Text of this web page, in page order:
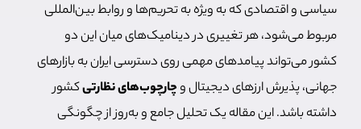
سیاسی و اقتصادی که به ویژه به تحریم‌ها و روابط بین‌المللی
مربوط می‌شود، هر تغییری در دینامیک‌های میان این دو
کشور می‌تواند پیامدهای مهمی روی دسترسی ایران به بازارهای
جهانی، پذیرش ارزهای دیجیتال وچارچوب‌های نظارتیکشور
داشته باشد. این مقاله یک تحلیل جامع و به‌روز از چگونگی